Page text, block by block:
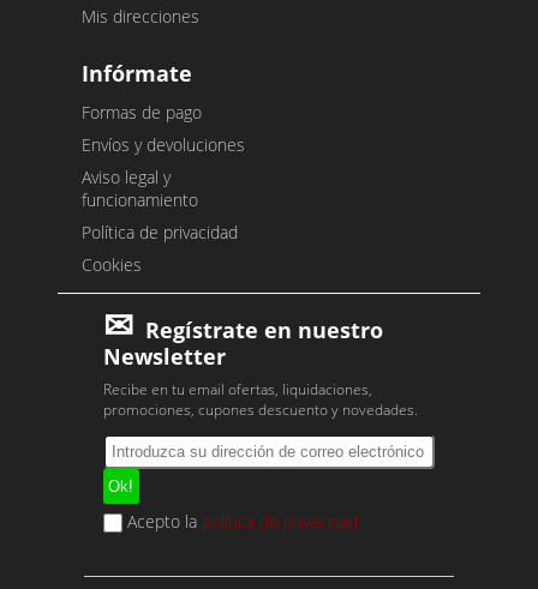
Mis direcciones
Infórmate
Formas de pago
Envíos y devoluciones
Aviso legal y
funcionamiento
Política de privacidad
Cookies
Regístrate en nuestro
Newsletter
Recibe en tu email ofertas, liquidaciones,
promociones, cupones descuento y novedades.
Acepto la política de privacidad